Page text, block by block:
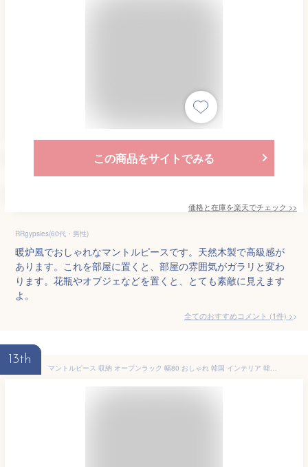
この商品をサイトでみる
価格と在庫を楽天でチェック >>
RRgypsies(60代・男性)
暖炉風でおしゃれなマントルピースです。天然木製で高級感が
あります。これを部屋に置くと、部屋の雰囲気がガラリと変わ
ります。花瓶やオブジェなどを置くと、とても素敵に見えます
よ。
全てのおすすめコメント (1件) >
13th
マントルピース 収納 オープンラック 幅80 おしゃれ 韓国 インテリア 韓国風 北欧風 ディスプレイラック 飾り棚 棚 収納棚 一人暮らし リビング 玄関 韓国インテリア家具 高級 シンプル かわいい Chamill チャミル